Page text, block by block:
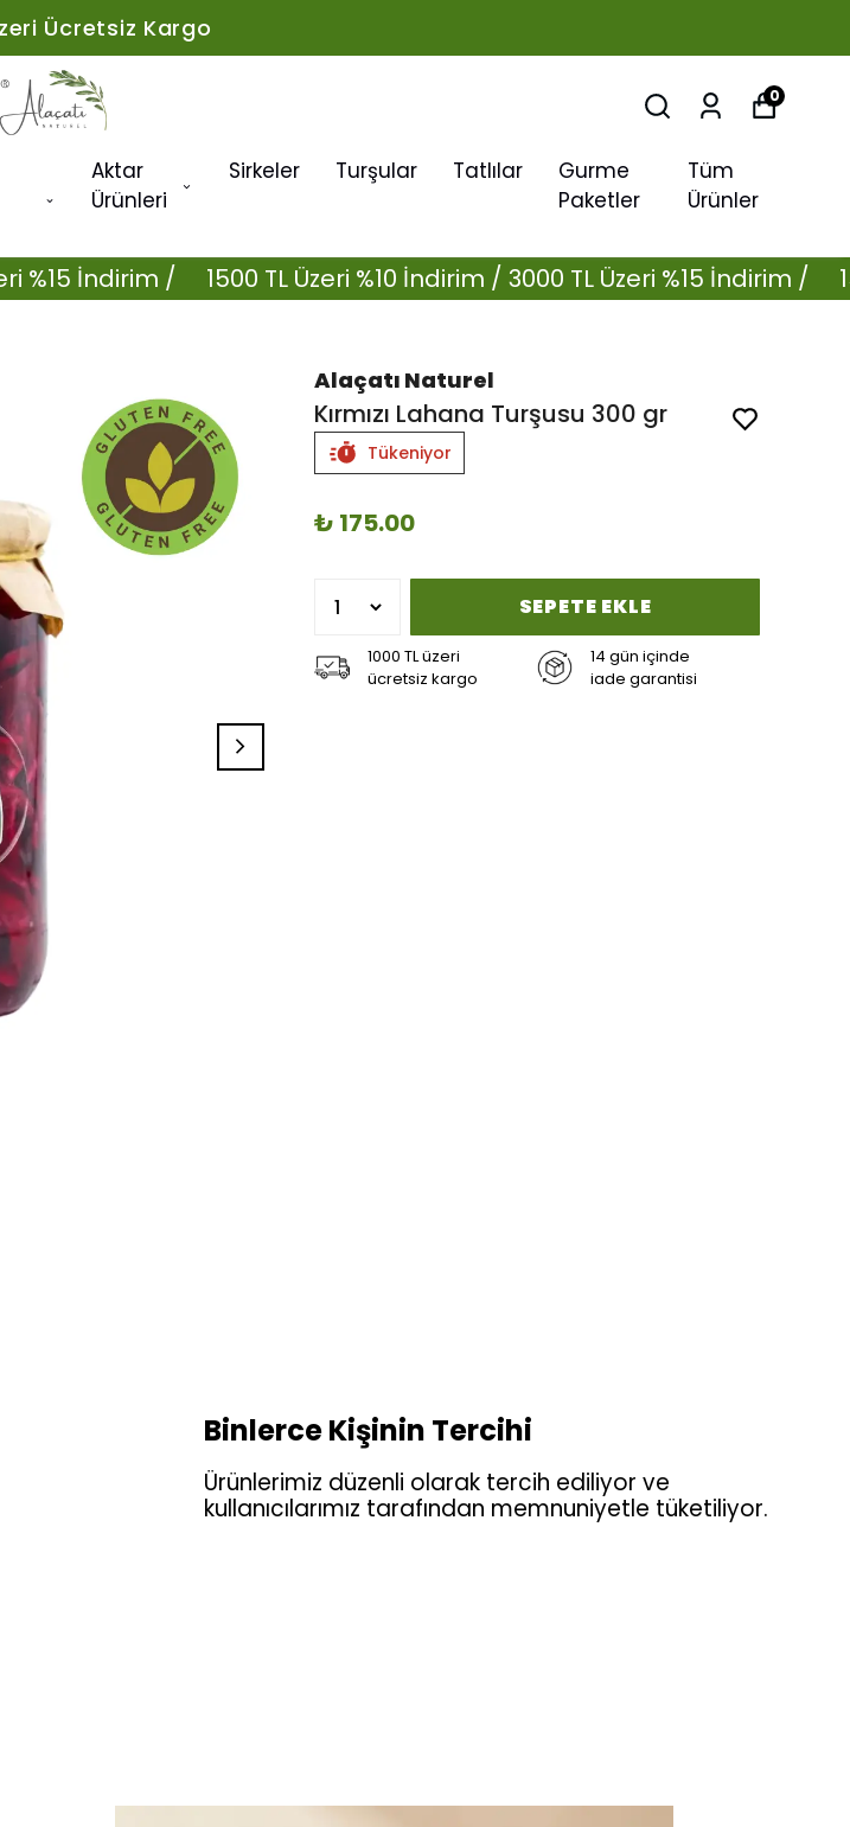
Ücretsiz Kargo
Aktar
Ürünleri
Sirkeler Turşular Tatlılar
Gurme
Paketler
Tüm
Ürünler
0
İndirim / 1500 TL Üzeri %10 İndirim / 3000 TL Üzeri %15 İndirim / 1500
Alaçatı Naturel
Kırmızı Lahana Turşusu 300 gr
Tükeniyor
₺ 175.00
SEPETE EKLE
1000 TL üzeri
ücretsiz kargo
14 gün içinde
iade garantisi
Binlerce Kişinin Tercihi
Ürünlerimiz düzenli olarak tercih ediliyor ve
kullanıcılarımız tarafından memnuniyetle tüketiliyor.